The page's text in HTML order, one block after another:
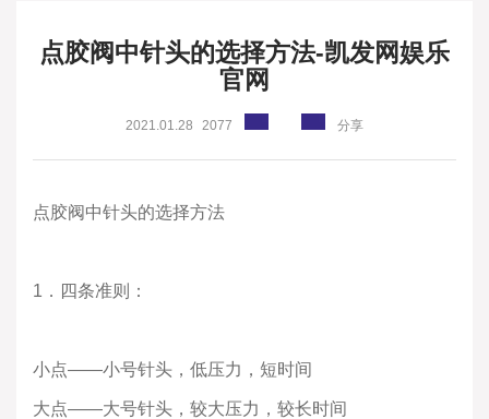
点胶阀中针头的选择方法-凯发网娱乐
官网
2021.01.28 2077 分享
点胶阀中针头的选择方法
1．四条准则：
小点——小号针头，低压力，短时间
大点——大号针头，较大压力，较长时间